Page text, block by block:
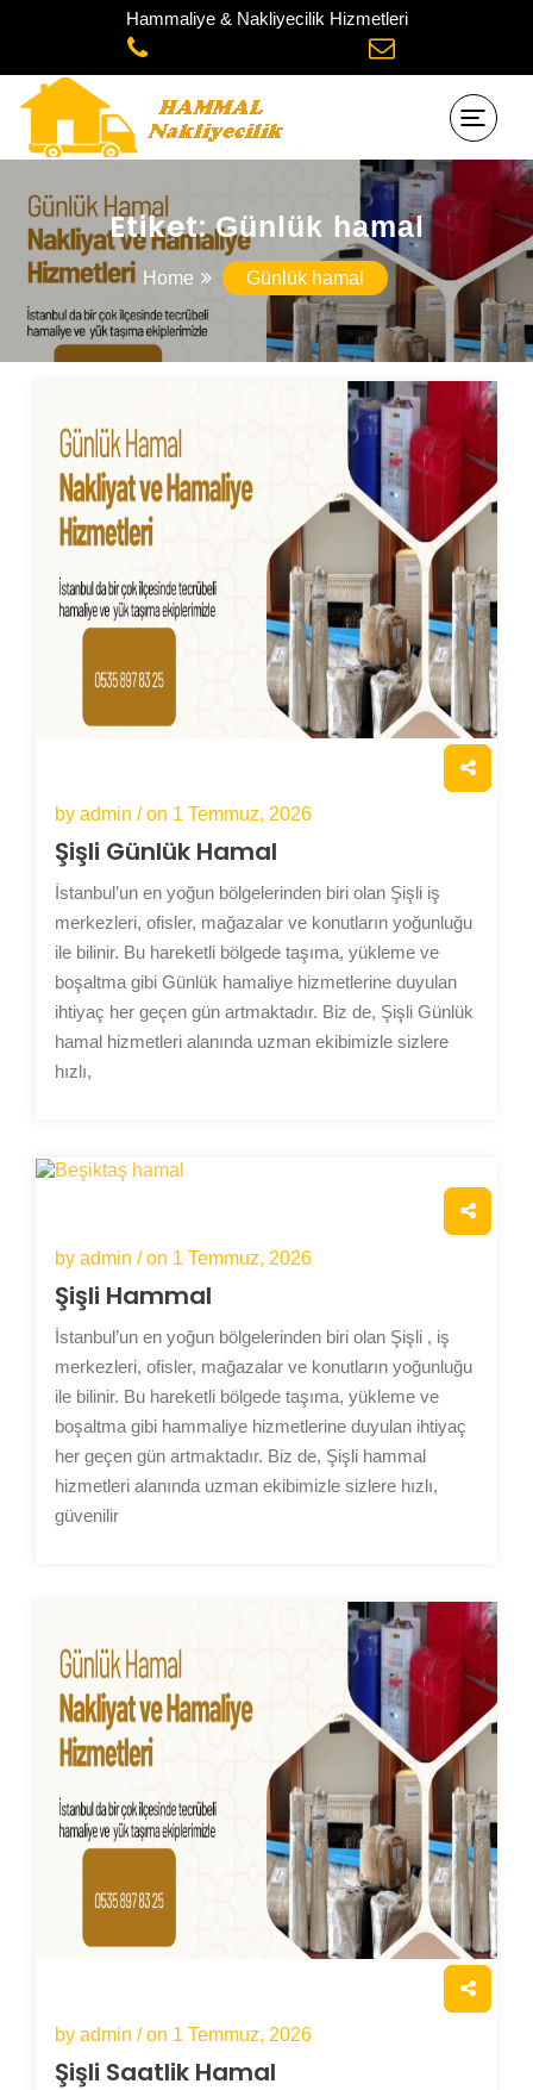
Hammaliye & Nakliyecilik Hizmetleri
Etiket:Günlük hamal
Home Günlük hamal
by admin / on 1 Temmuz, 2026
Şişli Günlük Hamal
İstanbul’un en yoğun bölgelerinden biri olan Şişli iş
merkezleri, ofisler, mağazalar ve konutların yoğunluğu
ile bilinir. Bu hareketli bölgede taşıma, yükleme ve
boşaltma gibi Günlük hamaliye hizmetlerine duyulan
ihtiyaç her geçen gün artmaktadır. Biz de, Şişli Günlük
hamal hizmetleri alanında uzman ekibimizle sizlere
hızlı,
by admin / on 1 Temmuz, 2026
Şişli Hammal
İstanbul’un en yoğun bölgelerinden biri olan Şişli , iş
merkezleri, ofisler, mağazalar ve konutların yoğunluğu
ile bilinir. Bu hareketli bölgede taşıma, yükleme ve
boşaltma gibi hammaliye hizmetlerine duyulan ihtiyaç
her geçen gün artmaktadır. Biz de, Şişli hammal
hizmetleri alanında uzman ekibimizle sizlere hızlı,
güvenilir
by admin / on 1 Temmuz, 2026
Şişli Saatlik Hamal